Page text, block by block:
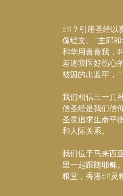
611？引用圣经以
像经文。 “主耶
和华用膏膏我，
差遣我医好伤心
被囚的出监牢， “
我们相信三一真
信圣经是我们信
圣灵追求生命平
和人际关系。
我们位于马来西
里一起跟随耶稣
粮堂，香港611灵